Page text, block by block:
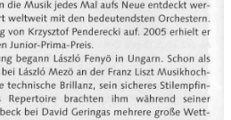
ist ein Kompositionsauftrag von
NOW e.V. Augsburg“ und ist
zu seinem 100. Geburtstag
erfolgte am 1. Mai 2016 in der
Leopold-Mozart-
Universität (Tlg.: Ludwig
auf die Sumerer zurückgehende
Frauenfigur, Dämonin, auch